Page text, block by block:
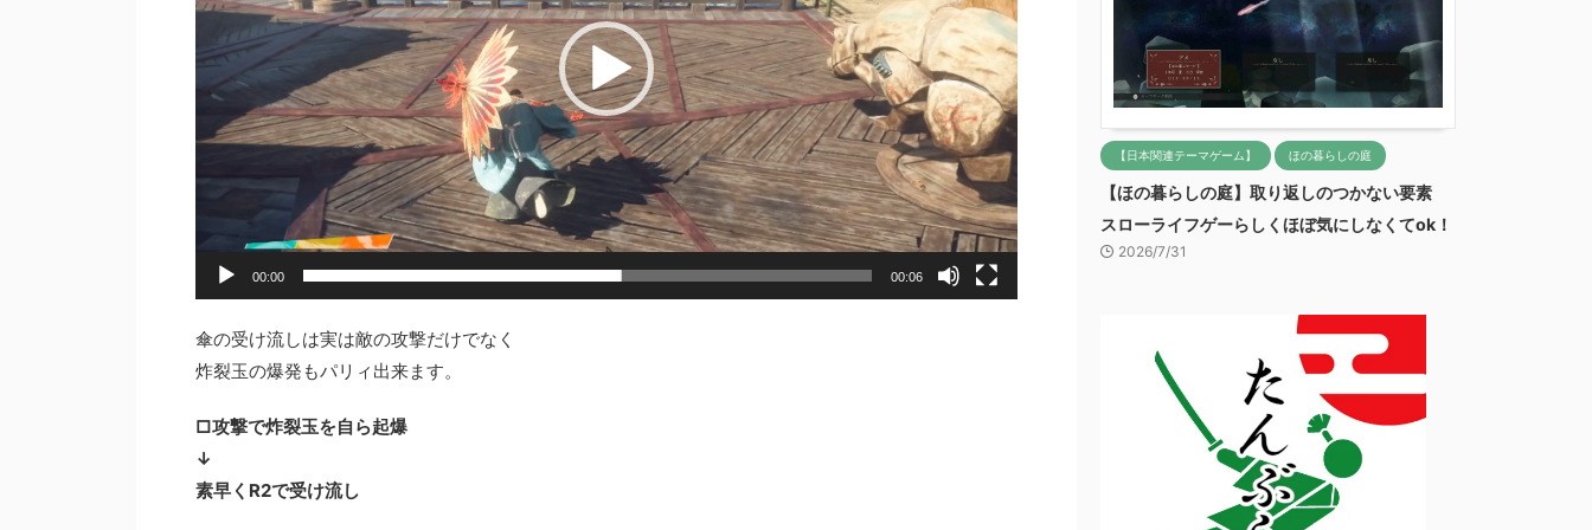
00:00 00:06
傘の受け流しは実は敵の攻撃だけでなく
炸裂玉の爆発もパリィ出来ます。
□攻撃で炸裂玉を自ら起爆
↓
素早くR2で受け流し
【日本関連テーマゲーム】 ほの暮らしの庭
【ほの暮らしの庭】取り返しのつかない要素
スローライフゲーらしくほぼ気にしなくてok！
2026/7/31